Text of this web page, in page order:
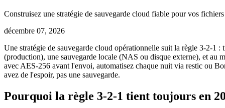
Construisez une stratégie de sauvegarde cloud fiable pour vos
décembre 07, 2026
Une stratégie de sauvegarde cloud opérationnelle suit la règle 3-2-1
(production), une sauvegarde locale (NAS ou disque externe), et
avec AES-256 avant l'envoi, automatisez chaque nuit via restic ou
avez de l'espoir, pas une sauvegarde.
Pourquoi la règle 3-2-1 tient toujours en